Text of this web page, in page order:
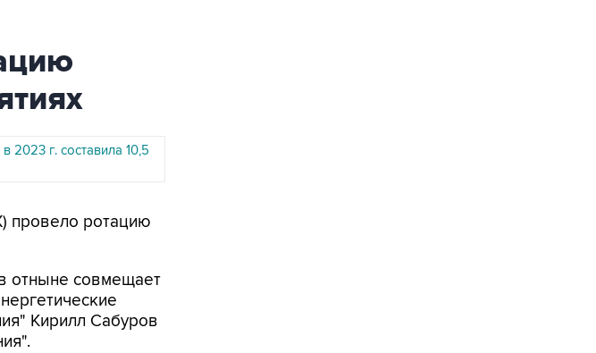
г. составила 10,5
провело ротацию
отныне совмещает
Кирилл Сабуров